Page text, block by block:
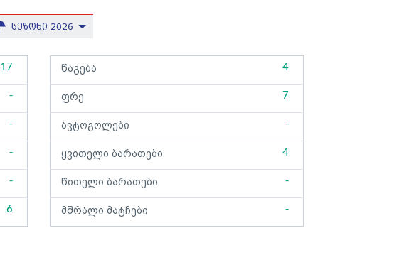
სეზონი 2026
17
-
-
-
-
6
წაგება 4
ფრე 7
ავტოგოლები -
ყვითელი ბარათები 4
წითელი ბარათები -
მშრალი მატჩები -